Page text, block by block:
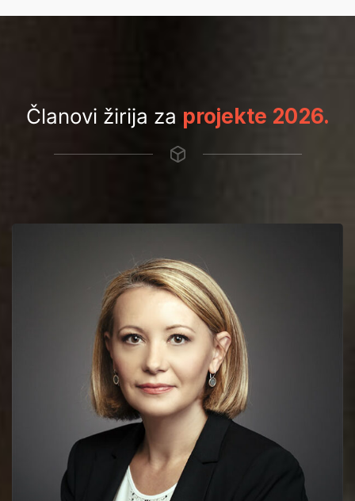
Članovi žirija za projekte 2026.